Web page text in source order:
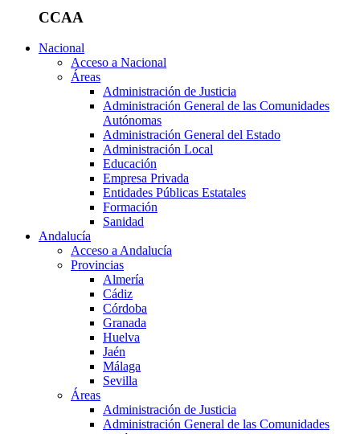
CCAA
Nacional
Acceso a Nacional
Áreas
Administración de Justicia
Administración General de las Comunidades
Autónomas
Administración General del Estado
Administración Local
Educación
Empresa Privada
Entidades Públicas Estatales
Formación
Sanidad
Andalucía
Acceso a Andalucía
Provincias
Almería
Cádiz
Córdoba
Granada
Huelva
Jaén
Málaga
Sevilla
Áreas
Administración de Justicia
Administración General de las Comunidades